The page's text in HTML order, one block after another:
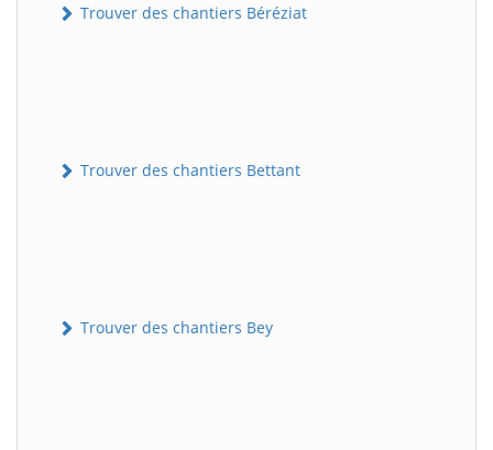
Trouver des chantiers Béréziat
Trouver des chantiers Bettant
Trouver des chantiers Bey